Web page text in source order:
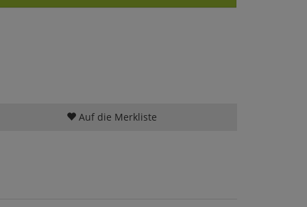
Auf die Merkliste